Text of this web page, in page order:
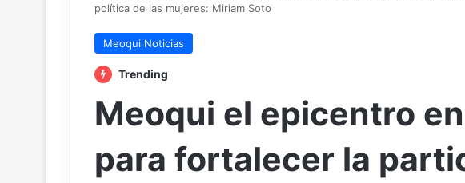
política de las mujeres: Miriam Soto
Meoqui Noticias
Trending
Meoqui el epicentro
para fortalecer la